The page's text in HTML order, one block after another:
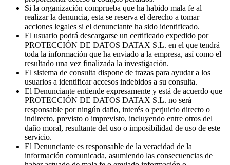
Si la organización comprueba que ha habido mala fe al
realizar la denuncia, esta se reserva el derecho a tomar
acciones legales si el denunciante ha sido identificado.
El usuario podrá descargarse un certificado expedido por
PROTECCIÓN DE DATOS DATAX S.L. en el que tendrá
toda la información que ha enviado a la empresa, así como el
resultado una vez finalizada la investigación.
El sistema de consulta dispone de trazas para ayudar a los
usuarios a identificar accesos indebidos a su consulta.
El Denunciante entiende expresamente y está de acuerdo que
PROTECCIÓN DE DATOS DATAX S.L. no será
responsable por ningún daño, interés o perjuicio directo o
indirecto, previsto o imprevisto, incluyendo entre otros del
daño moral, resultante del uso o imposibilidad de uso de este
servicio.
El Denunciante es responsable de la veracidad de la
información comunicada, asumiendo las consecuencias de